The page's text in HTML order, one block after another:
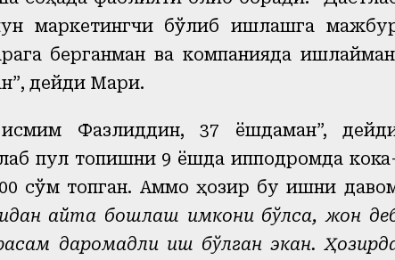
маркетингчи бўлиб ишлашга
берганман ва компанияда
”, дейди Мари.
исмим Фазлиддин, 37 ёшдаман”,
пул топишни 9 ёшда ипподромда
сўм топган. Аммо ҳозир бу ишни
қайта бошлаш имкони бўлса, жон
даромадли иш бўлган экан.